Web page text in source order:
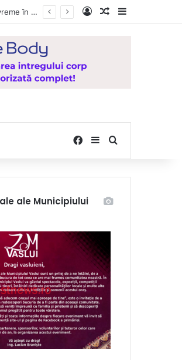
Vești bune pentru zeci de mii de vasluieni! Plățile alocațiilor, indemnizațiilor și stimulentelor, efectuate mai devreme în luna august 2026 Log InRandom Article
Facebook
SidebarSearch for
ale Municipiului